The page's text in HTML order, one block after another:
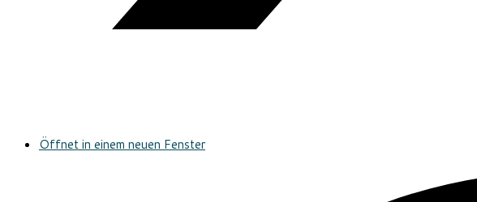
Öffnet in einem neuen Fenster